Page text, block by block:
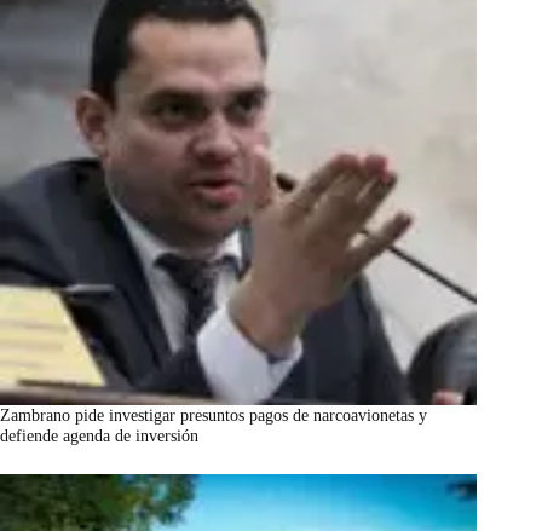
Zambrano pide investigar presuntos pagos de narcoavionetas y
defiende agenda de inversión